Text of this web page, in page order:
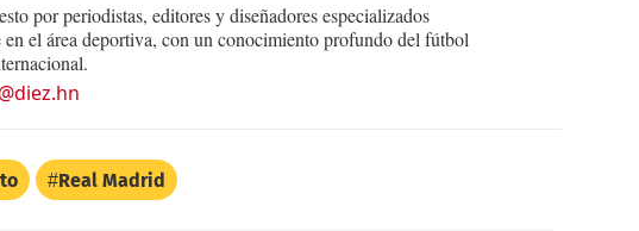
por periodistas, editores y diseñadores especializados
en el área deportiva, con un conocimiento profundo del fútbol
Real Madrid